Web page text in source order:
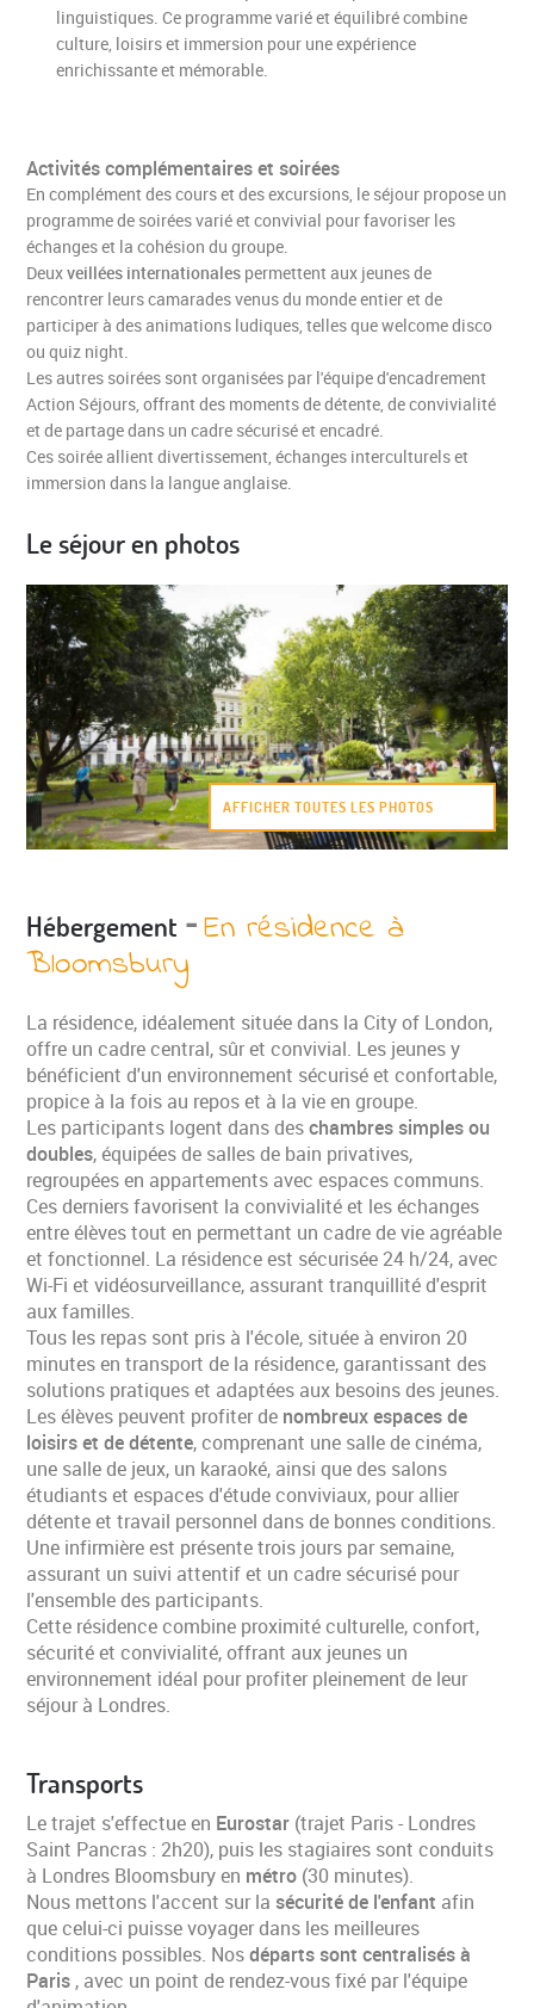
VALIDER
linguistiques. Ce programme varié et équilibré combine
culture, loisirs et immersion pour une expérience
enrichissante et mémorable.
Activités complémentaires et soirées
En complément des cours et des excursions, le séjour propose un
programme de soirées varié et convivial pour favoriser les
échanges et la cohésion du groupe.
Deuxveillées internationales permettent aux jeunes de
rencontrer leurs camarades venus du monde entier et de
participer à des animations ludiques, telles que welcome disco
ou quiz night.
Les autres soirées sont organisées par l'équipe d'encadrement
Action Séjours, offrant des moments de détente, de convivialité
et de partage dans un cadre sécurisé et encadré.
Ces soirée allient divertissement, échanges interculturels et
immersion dans la langue anglaise.
Le séjour en photos
AFFICHER TOUTES LES PHOTOS
Hébergement -En résidence à
Bloomsbury
La résidence, idéalement située dans la City of London,
offre un cadre central, sûr et convivial. Les jeunes y
bénéficient d'un environnement sécurisé et confortable,
propice à la fois au repos et à la vie en groupe.
Les participants logent dans deschambres simples ou
doubles, équipées de salles de bain privatives,
regroupées en appartements avec espaces communs.
Ces derniers favorisent la convivialité et les échanges
entre élèves tout en permettant un cadre de vie agréable
et fonctionnel. La résidence est sécurisée 24 h/24, avec
Wi-Fi et vidéosurveillance, assurant tranquillité d'esprit
aux familles.
Tous les repas sont pris à l'école, située à environ 20
minutes en transport de la résidence, garantissant des
solutions pratiques et adaptées aux besoins des jeunes.
Les élèves peuvent profiter de nombreux espaces de
loisirs et de détente, comprenant une salle de cinéma,
une salle de jeux, un karaoké, ainsi que des salons
étudiants et espaces d'étude conviviaux, pour allier
détente et travail personnel dans de bonnes conditions.
Une infirmière est présente trois jours par semaine,
assurant un suivi attentif et un cadre sécurisé pour
l'ensemble des participants.
Cette résidence combine proximité culturelle, confort,
sécurité et convivialité, offrant aux jeunes un
environnement idéal pour profiter pleinement de leur
séjour à Londres.
Transports
Le trajet s'effectue en Eurostar (trajet Paris - Londres
Saint Pancras : 2h20), puis les stagiaires sont conduits
à Londres Bloomsbury en métro (30 minutes).
Nous mettons l'accent sur lasécurité de l'enfant afin
que celui-ci puisse voyager dans les meilleures
conditions possibles. Nosdéparts sont centralisés à
Paris , avec un point de rendez-vous fixé par l'équipe